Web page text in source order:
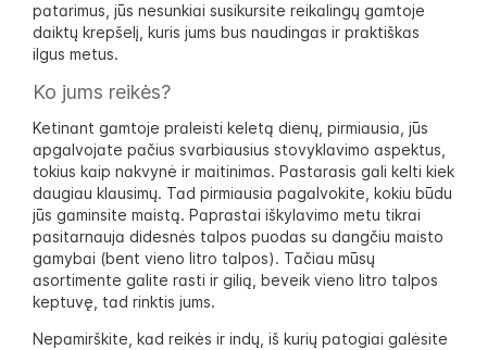
patarimus, jūs nesunkiai susikursite reikalingų gamtoje
daiktų krepšelį, kuris jums bus naudingas ir praktiškas
ilgus metus.
Ko jums reikės?
Ketinant gamtoje praleisti keletą dienų, pirmiausia, jūs
apgalvojate pačius svarbiausius stovyklavimo aspektus,
tokius kaip nakvynė ir maitinimas. Pastarasis gali kelti kiek
daugiau klausimų. Tad pirmiausia pagalvokite, kokiu būdu
jūs gaminsite maistą. Paprastai iškylavimo metu tikrai
pasitarnauja didesnės talpos puodas su dangčiu maisto
gamybai (bent vieno litro talpos). Tačiau mūsų
asortimente galite rasti ir gilią, beveik vieno litro talpos
keptuvę, tad rinktis jums.
Nepamirškite, kad reikės ir indų, iš kurių patogiai galėsite